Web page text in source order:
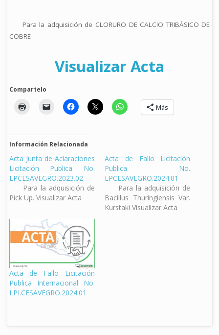
Para la adquisición de CLORURO DE CALCIO TRIBÁSICO DE
COBRE
Visualizar Acta
Compartelo
Más
Información Relacionada
Acta Junta de Aclaraciones
Licitación Publica No.
LPCESAVEGRO.2023.02
Para la adquisición de
Pick Up. Visualizar Acta
Acta de Fallo Licitación
Publica No.
LPCESAVEGRO.2024.01
Para la adquisición de
Bacillus Thuringiensis Var.
Kurstaki Visualizar Acta
Acta de Fallo Licitación
Publica Internacional No.
LPI.CESAVEGRO.2024.01